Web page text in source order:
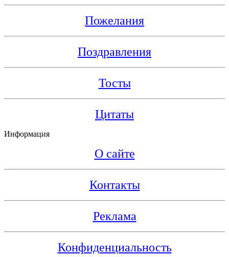
Пожелания
Поздравления
Тосты
Цитаты
Информация
О сайте
Контакты
Реклама
Конфиденциальность